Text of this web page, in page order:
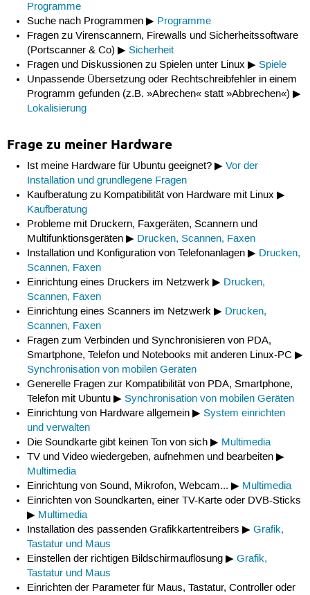
Programme
Suche nach Programmen ▶ Programme
Fragen zu Virenscannern, Firewalls und Sicherheitssoftware
(Portscanner & Co) ▶Sicherheit
Fragen und Diskussionen zu Spielen unter Linux ▶Spiele
Unpassende Übersetzung oder Rechtschreibfehler in einem
Programm gefunden (z.B. »Abrechen« statt »Abbrechen«) ▶
Lokalisierung
Frage zu meiner Hardware
Ist meine Hardware für Ubuntu geeignet? ▶Vor der
Installation und grundlegene Fragen
Kaufberatung zu Kompatibilität von Hardware mit Linux ▶
Kaufberatung
Probleme mit Druckern, Faxgeräten, Scannern und
Multifunktionsgeräten ▶ Drucken, Scannen, Faxen
Installation und Konfiguration von Telefonanlagen ▶ Drucken,
Scannen, Faxen
Einrichtung eines Druckers im Netzwerk ▶ Drucken,
Scannen, Faxen
Einrichtung eines Scanners im Netzwerk ▶ Drucken,
Scannen, Faxen
Fragen zum Verbinden und Synchronisieren von PDA,
Smartphone, Telefon und Notebooks mit anderen Linux-PC ▶
Synchronisation von mobilen Geräten
Generelle Fragen zur Kompatibilität von PDA, Smartphone,
Telefon mit Ubuntu ▶Synchronisation von mobilen Geräten
Einrichtung von Hardware allgemein ▶System einrichten
und verwalten
Die Soundkarte gibt keinen Ton von sich ▶ Multimedia
TV und Video wiedergeben, aufnehmen und bearbeiten ▶
Multimedia
Einrichtung von Sound, Mikrofon, Webcam... ▶ Multimedia
Einrichten von Soundkarten, einer TV-Karte oder DVB-Sticks
▶ Multimedia
Installation des passenden Grafikkartentreibers ▶Grafik,
Tastatur und Maus
Einstellen der richtigen Bildschirmauflösung ▶Grafik,
Tastatur und Maus
Einrichten der Parameter für Maus, Tastatur, Controller oder